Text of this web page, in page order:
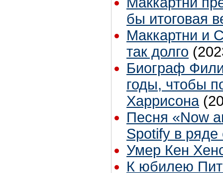
бы итоговая
Маккартни и
так долго
Биограф
годы, чтобы
Харрисона
Песня «Now
Spotify в ряде
Умер Кен
К юбилею